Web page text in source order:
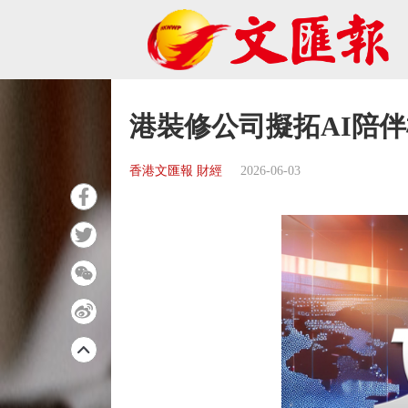
港裝修公司擬拓AI陪
香港文匯報 財經 2026-06-03